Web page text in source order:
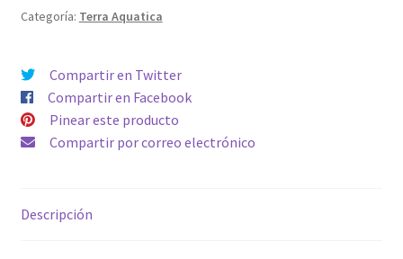
Categoría: Terra Aquatica
Compartir en Twitter
Compartir en Facebook
Pinear este producto
Compartir por correo electrónico
Descripción